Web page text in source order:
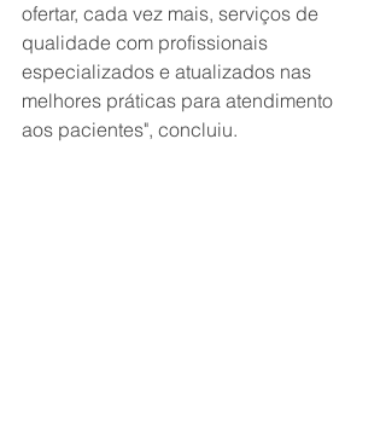
ofertar, cada vez mais, serviços de
qualidade com profissionais
especializados e atualizados nas
melhores práticas para atendimento
aos pacientes", concluiu.